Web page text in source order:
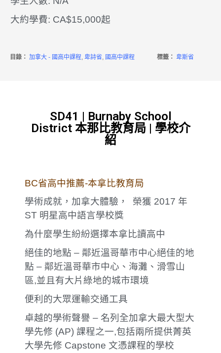
大約學費: CA$15,000起
目錄： 加拿大 - 國高中課程 卑詩省 國高中課程 標籤： 卑斯省
SD41 | Burnaby School
District 本那比教育局 | 學校介
紹
BC省高中推薦-本拿比教育局
學術成就，加拿大體驗， 榮獲 2017 年
ST 明星高中語言學校獎
為什麼學生紛紛選擇本拿比讀高中
絕佳的地點 – 鄰近溫哥華市中心絕佳的地
點 – 鄰近溫哥華市中心、海灘、滑雪山
區,並且有大片綠地的城市環境
便利的大眾運輸交通工具
卓越的學術聲譽 – 名列全加拿大最大型大
學先修 (AP) 課程之一,包括兩所提供菁英
大學先修 Capstone 文憑課程的學校